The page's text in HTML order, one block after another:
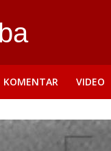
KOMENTAR VIDEO